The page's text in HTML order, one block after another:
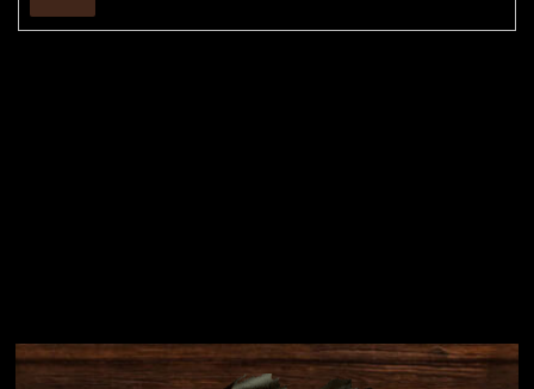
se